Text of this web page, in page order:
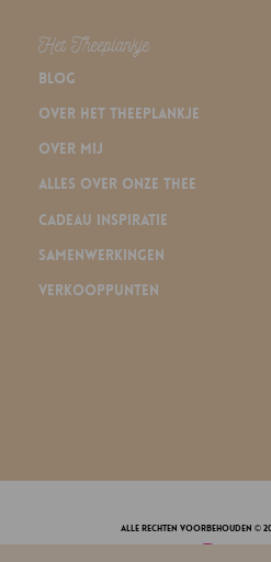
Het Theeplankje
Blog
Over Het Theeplankje
Over mij
Alles over onze thee
Cadeau inspiratie
Samenwerkingen
Verkooppunten
alle rechten voorbehouden ©